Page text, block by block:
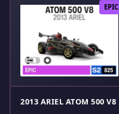
EPIC
2013 ARIEL ATOM 500 V8